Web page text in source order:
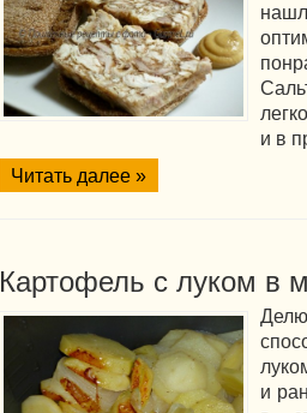
и в
Читать далее »
Картофель с луком в
и